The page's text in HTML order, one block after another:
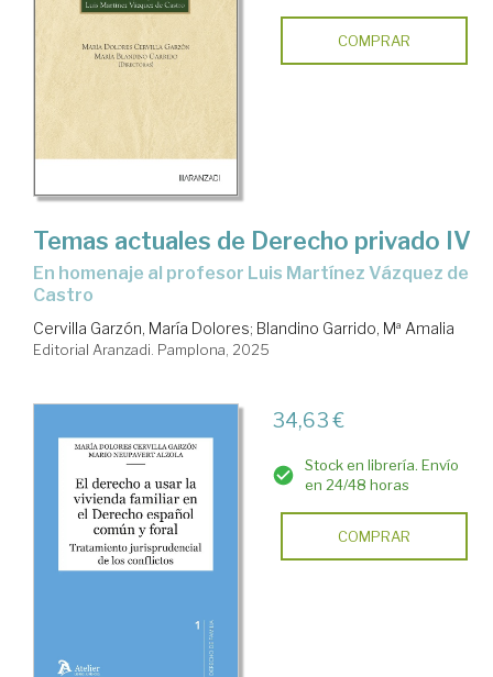
COMPRAR
Temas actuales de Derecho privado IV
En homenaje al profesor Luis Martínez Vázquez de
Castro
Cervilla Garzón, María Dolores; Blandino Garrido, Mª Amalia
Editorial Aranzadi. Pamplona, 2025
34,63 €
Stock en librería. Envío
en 24/48 horas
COMPRAR